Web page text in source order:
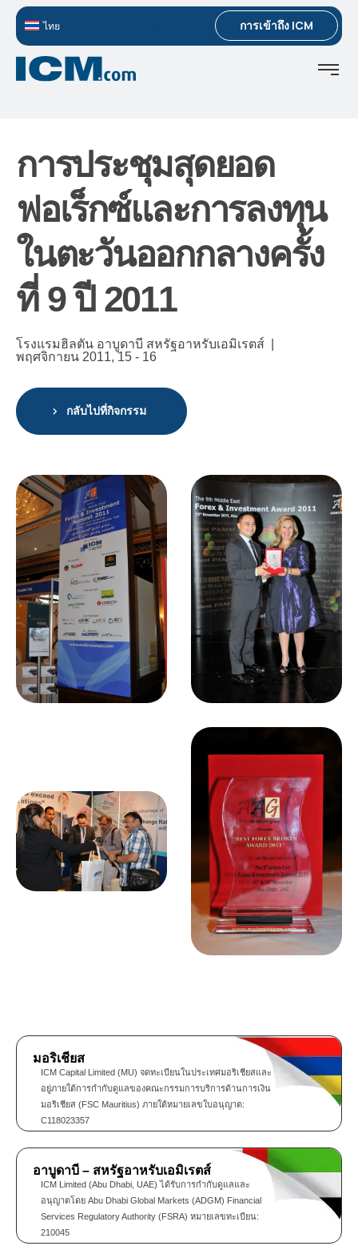
ไทย การเข้าถึง ICM
การประชุมสุดยอด
ฟอเร็กซ์และการลงทุน
ในตะวันออกกลางครั้ง
ที่ 9 ปี 2011
โรงแรมฮิลตัน อาบูดาบี สหรัฐอาหรับเอมิเรตส์ |
พฤศจิกายน 2011,15 - 16
กลับไปที่กิจกรรม
มอริเชียส
ICM Capital Limited (MU) จดทะเบียนในประเทศมอริเชียสและ
อยู่ภายใต้การกำกับดูแลของคณะกรรมการบริการด้านการเงิน
มอริเชียส (FSC Mauritius) ภายใต้หมายเลขใบอนุญาต:
C118023357
อาบูดาบี – สหรัฐอาหรับเอมิเรตส์
ICM Limited (Abu Dhabi, UAE) ได้รับการกำกับดูแลและ
อนุญาตโดย Abu Dhabi Global Markets (ADGM) Financial
Services Regulatory Authority (FSRA) หมายเลขทะเบียน:
210045